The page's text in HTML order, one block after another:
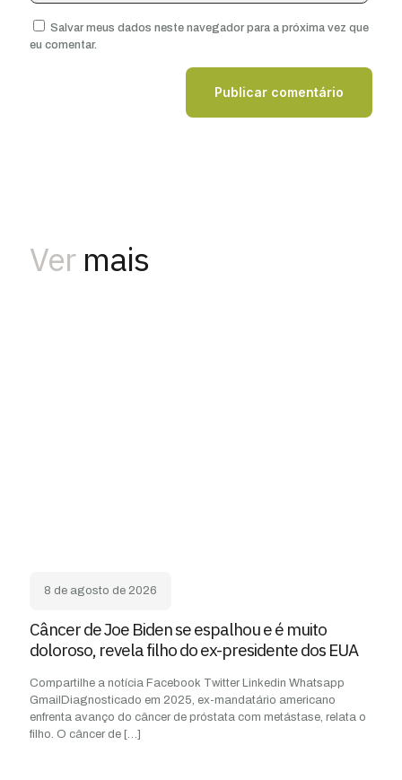
Salvar meus dados neste navegador para a próxima vez que
eu comentar.
Ver mais
8 de agosto de 2026
Câncer de Joe Biden se espalhou e é muito
doloroso, revela filho do ex-presidente dos EUA
Compartilhe a notícia Facebook Twitter Linkedin Whatsapp
GmailDiagnosticado em 2025, ex-mandatário americano
enfrenta avanço do câncer de próstata com metástase, relata o
filho. O câncer de […]